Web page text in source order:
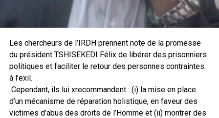
Les chercheurs de l’IRDH prennent note de la promesse
du président TSHISEKEDI Félix de libérer des prisonniers
politiques et faciliter le retour des personnes contraintes
à l’exil.
Cependant, ils lui xrecommandent : (i) la mise en place
d’un mécanisme de réparation holistique, en faveur des
victimes d’abus des droits de l’Homme et (ii) montrer des